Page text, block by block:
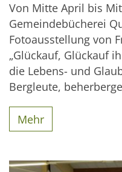
Von Mitte April bis
Gemeindebücherei
Fotoausstellung von
„Glückauf, Glückauf
die Lebens- und
Bergleute,
Mehr